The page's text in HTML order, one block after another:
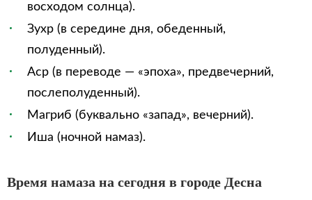
восходом солнца).
Зухр (в середине дня, обеденный,
полуденный).
Аср (в переводе — «эпоха», предвечерний,
послеполуденный).
Магриб (буквально «запад», вечерний).
Иша (ночной намаз).
Время намаза на сегодня в городе Десна